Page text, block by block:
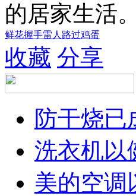
的居家生活。
鲜花握手雷人 路过鸡蛋
收藏 分享
防干烧
洗衣机以
美的空调